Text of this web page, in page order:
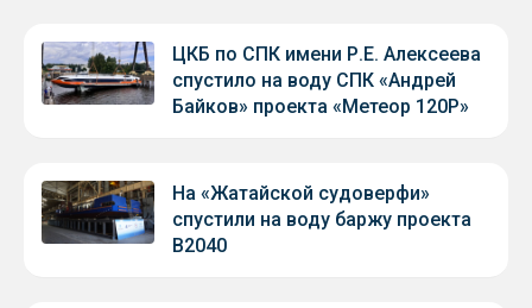
ЦКБ по СПК имени Р.Е. Алексеева
спустило на воду СПК «Андрей
Байков» проекта «Метеор 120Р»
На «Жатайской судоверфи»
спустили на воду баржу проекта
В2040